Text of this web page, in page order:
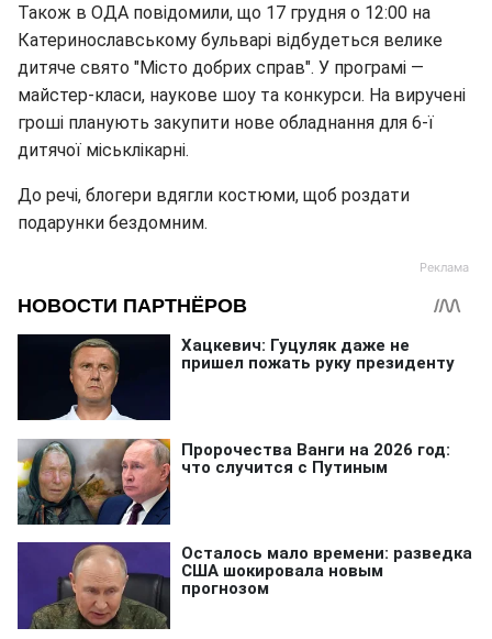
Також в ОДА повідомили, що 17 грудня о 12:00 на
Катеринославському бульварі відбудеться велике
дитяче свято "Місто добрих справ". У програмі —
майстер-класи, наукове шоу та конкурси. На виручені
гроші планують закупити нове обладнання для 6-ї
дитячої міськлікарні.
До речі, блогери вдягли костюми, щоб роздати
подарунки бездомним.